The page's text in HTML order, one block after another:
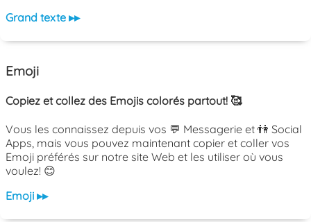
Grand texte ▸▸
Emoji
Copiez et collez des Emojis colorés partout! 🥰
Vous les connaissez depuis vos 💬 Messagerie et 👫 Social
Apps, mais vous pouvez maintenant copier et coller vos
Emoji préférés sur notre site Web et les utiliser où vous
voulez! 😊
Emoji ▸▸